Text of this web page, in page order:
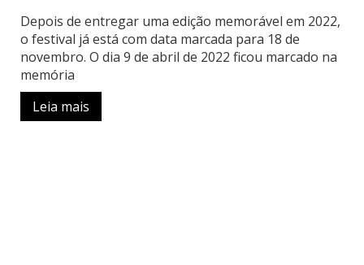
Depois de entregar uma edição memorável em 2022,
o festival já está com data marcada para 18 de
novembro. O dia 9 de abril de 2022 ficou marcado na
memória
Leia mais